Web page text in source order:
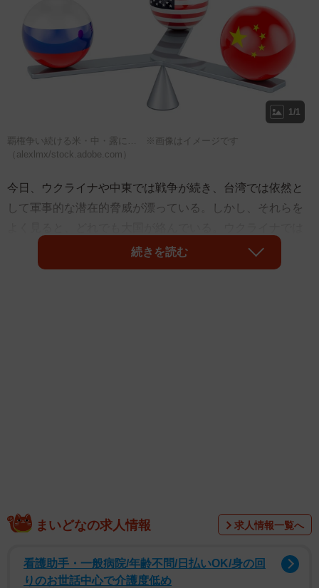
1/1
覇権争い続ける米・中・露に… ※画像はイメージです
（alexlmx/stock.adobe.com）
今日、ウクライナや中東では戦争が続き、台湾では依然と
して軍事的な潜在的脅威が漂っている。しかし、それらを
ロシアが戦争の当事者となり、米国などがウクライナを背
後で支援している。中東ではイスラエルによるガザ地区へ
続きを読む
まいどなの求人情報 求人情報一覧へ
看護助手・一般病院/年齢不問/日払いOK/身の回
りのお世話中心で介護度低め